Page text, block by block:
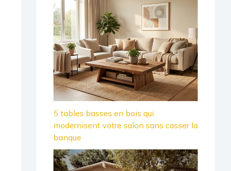
5 tables basses en bois qui
modernisent votre salon sans casser la
banque